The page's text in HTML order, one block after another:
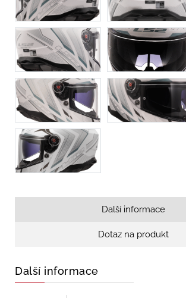
Další informace
Dotaz na produkt
Další informace